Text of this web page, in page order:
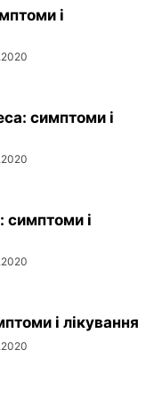
і
симптоми і
симптоми і
і лікування